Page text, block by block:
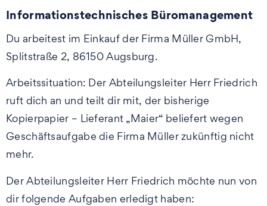
Informationstechnisches Büromanagement
Du arbeitest im Einkauf der Firma Müller GmbH,
Splitstraße 2, 86150 Augsburg.
Arbeitssituation: Der Abteilungsleiter Herr Friedrich
ruft dich an und teilt dir mit, der bisherige
Kopierpapier – Lieferant „Maier“ beliefert wegen
Geschäftsaufgabe die Firma Müller zukünftig nicht
mehr.
Der Abteilungsleiter Herr Friedrich möchte nun von
dir folgende Aufgaben erledigt haben: